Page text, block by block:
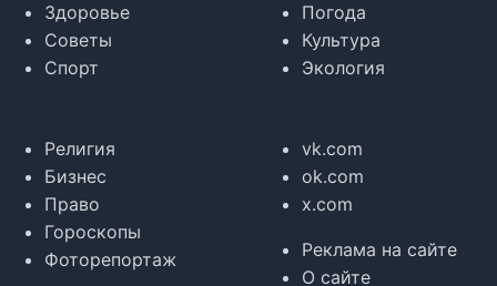
Здоровье
Советы
Спорт
Погода
Культура
Экология
Религия
Бизнес
Право
Гороскопы
Фоторепортаж
vk.com
ok.com
x.com
Реклама на сайте
О сайте